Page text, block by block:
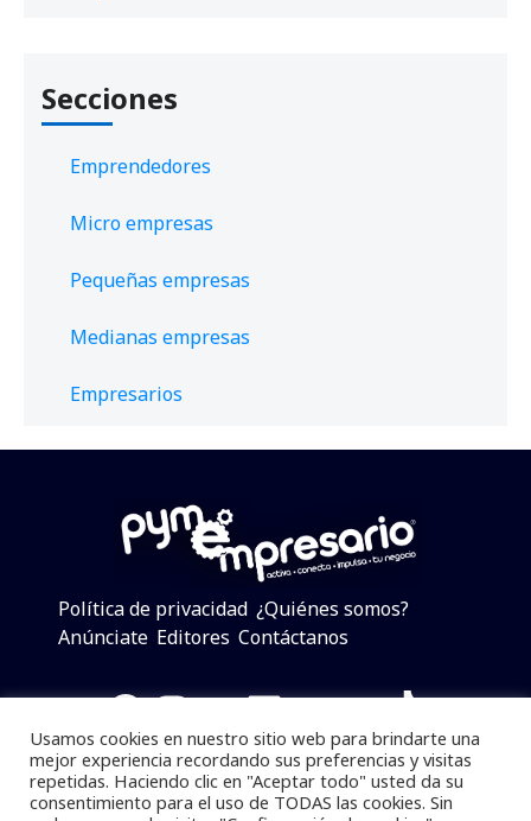
Secciones
Emprendedores
Micro empresas
Pequeñas empresas
Medianas empresas
Empresarios
Política de privacidad ¿Quiénes somos?
Anúnciate Editores Contáctanos
Facebook
Instagram
Twitter
LinkedIn
Telegram
YouTube
TikTok
Usamos cookies en nuestro sitio web para brindarte una
mejor experiencia recordando sus preferencias y visitas
repetidas. Haciendo clic en "Aceptar todo" usted da su
consentimiento para el uso de TODAS las cookies. Sin